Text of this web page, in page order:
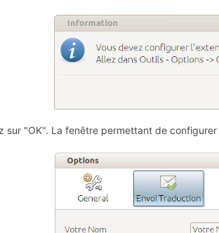
sur "OK". La fenêtre permettant de